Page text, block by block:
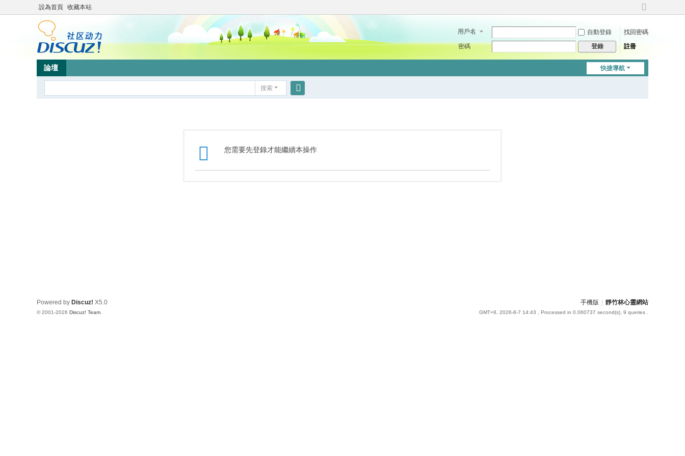
設為首頁 收藏本站
切
到
用戶名 自動登錄
找回密碼
密碼
登錄 註冊
快捷導航
論壇
搜索
您需要先登錄才能繼續本操作
手機版 靜竹林心靈網站
GMT+8, 2026-8-7 14:43 , Processed in 0.060737 second(s), 9 queries .
Powered by Discuz! X5.0
© 2001-2026 Discuz! Team